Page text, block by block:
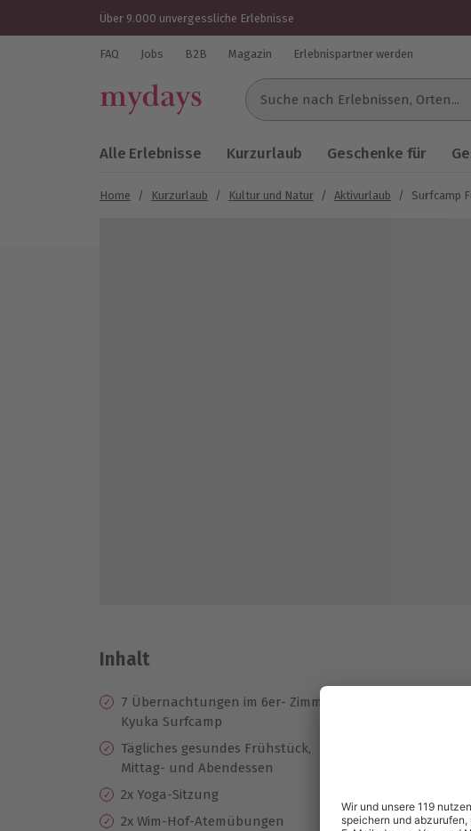
Über 9.000 unvergessliche Erlebnisse
FAQ Jobs B2B Magazin Erlebnispartner werden
Suche nach Erlebnissen...
Alle Erlebnisse Kurzurlaub Geschenke für
Home / Kurzurlaub / Kultur und Natur / Aktivurlaub / Surfcamp
Inhalt
7 Übernachtungen im 6er- Zimmer im
Kyuka Surfcamp
Tägliches gesundes Frühstück,
Mittag- und Abendessen
2x Yoga-Sitzung
2x Wim-Hof-Atemübungen
Abstimmung
Flughafen-